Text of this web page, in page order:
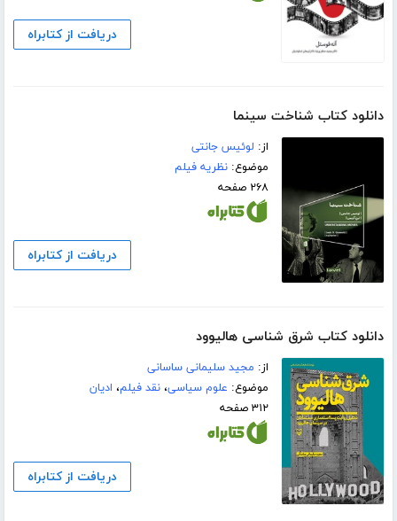
دریافت از کتابراه
دانلود کتاب شناخت سینما
از: لوئیس جانتی
موضوع:نظریه فیلم
۲۶۸ صفحه
دریافت از کتابراه
دانلود کتاب شرق شناسی هالیوود
از: مجید سلیمانی ساسانی
موضوع: علوم سیاسی،نقد فیلم، ادیان
۳۱۲ صفحه
دریافت از کتابراه